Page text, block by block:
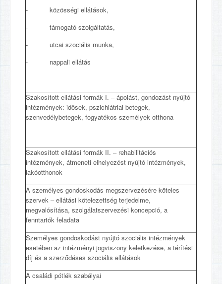
- közösségi ellátások,
- támogató szolgáltatás,
- utcai szociális munka,
- nappali ellátás
Szakosított ellátási formák I. – ápolást, gondozást nyújtó
intézmények: idősek, pszichiátriai betegek,
szenvedélybetegek, fogyatékos személyek otthona
Szakosított ellátási formák II. – rehabilitációs
intézmények, átmeneti elhelyezést nyújtó intézmények,
lakóotthonok
A személyes gondoskodás megszervezésére köteles
szervek – ellátási kötelezettség terjedelme,
megvalósítása, szolgálatszervezési koncepció, a
fenntartók feladata
Személyes gondoskodást nyújtó szociális intézmények
esetében az intézményi jogviszony keletkezése, a térítési
díj és a szerződéses szociális ellátások
A családi pótlék szabályai